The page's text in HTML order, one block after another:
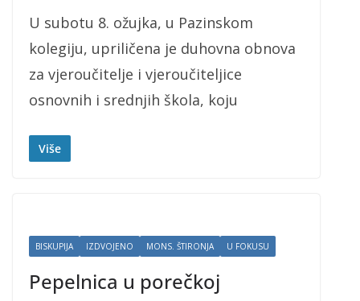
U subotu 8. ožujka, u Pazinskom
kolegiju, upriličena je duhovna obnova
za vjeroučitelje i vjeroučiteljice
osnovnih i srednjih škola, koju
Više
BISKUPIJA IZDVOJENO MONS. ŠTIRONJA U FOKUSU
Pepelnica u porečkoj